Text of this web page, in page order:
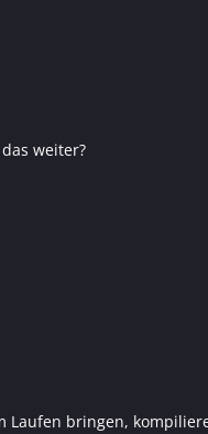
weiter?
bringen,